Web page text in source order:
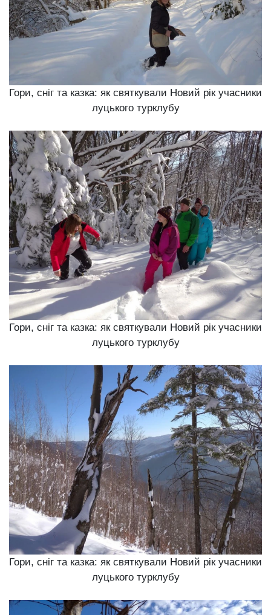
Гори, сніг та казка: як святкували Новий рік учасники
луцького турклубу
Гори, сніг та казка: як святкували Новий рік учасники
луцького турклубу
Гори, сніг та казка: як святкували Новий рік учасники
луцького турклубу